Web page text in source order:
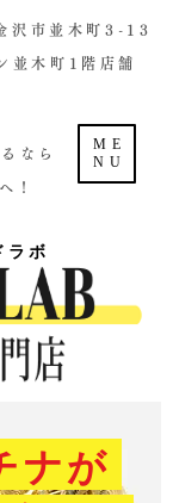
ME
NU
ナが
沢市並木町3-13
並木町1階店舗​
なら
！
ラボ